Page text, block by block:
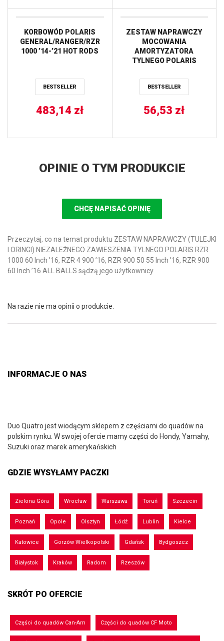
KORBOWÓD POLARIS
GENERAL/RANGER/RZR
1000 ’14-’21 HOT RODS
BESTSELLER
483,14 zł
ZESTAW NAPRAWCZY
MOCOWANIA
AMORTYZATORA
TYLNEGO POLARIS
850/1000, SPORTSMAN
XP 850/1000 ALL BALLS
BESTSELLER
56,53 zł
OPINIE O TYM PRODUKCIE
CHCĘ NAPISAĆ OPINIĘ
Przeczytaj, co na temat produktu ZESTAW NAPRAWCZY (TULEJKI
I ORINGI) NIEZALEŻNEGO ZAWIESZENIA TYLNEGO POLARIS RZR
1000 60 Inch ’16, RZR 4 900 ’16, RZR 900 50 55 Inch ’16, RZR 900
60 Inch ’16 ALL BALLS sądzą jego użytkownicy
Na razie nie ma opinii o produkcie.
INFORMACJE O NAS
Duo Quatro jest wiodącym sklepem z częściami do quadów na
polskim rynku. W swojej ofercie mamy części do Hondy, Yamahy,
Suzuki oraz marek amerykańskich
GDZIE WYSYŁAMY PACZKI
Zielona Góra Wrocław Warszawa Toruń Szczecin
Poznań Opole Olsztyn Łódź Lublin Kielce
Katowice Gorzów Wielkopolski Gdańsk Bydgoszcz
Białystok Kraków Radom Rzeszów
SKRÓT PO OFERCIE
Części do quadów Can-Am Części do quadów CF Moto